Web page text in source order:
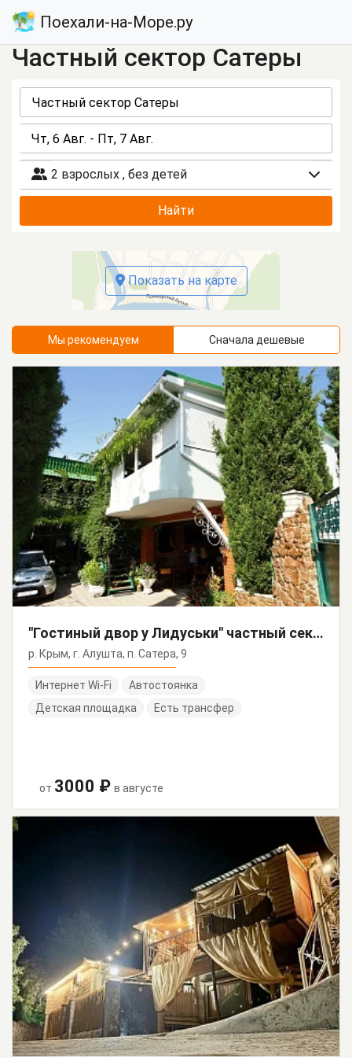
Поехали-на-Море.ру
Частный сектор Сатеры
2 взрослых , без детей
Найти
Показать на карте
Мы рекомендуем Сначала дешевые
"Гостиный двор у Лидуськи" частный сектор
р. Крым, г. Алушта, п. Сатера, 9
Интернет Wi-Fi
Автостоянка
Детская площадка
Есть трансфер
от 3000 ₽ в августе